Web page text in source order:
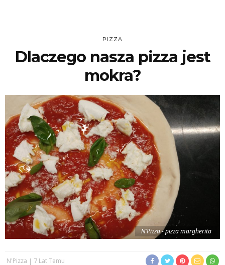
PIZZA
Dlaczego nasza pizza jest
mokra?
N'Pizza - pizza margherita
N'Pizza 7 Lat Temu